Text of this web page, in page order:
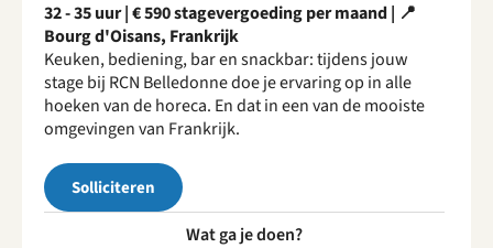
Wij zijn altijd op zoek naar gedreven en enthousiaste
mensen om onze teams te versterken!
Solliciteer nu
32 - 35 uur | € 590 stagevergoeding per maand | 📍
Bourg d'Oisans, Frankrijk
Keuken, bediening, bar en snackbar: tijdens jouw
stage bij RCN Belledonne doe je ervaring op in alle
hoeken van de horeca. En dat in een van de mooiste
omgevingen van Frankrijk.
Solliciteren
Wat ga je doen?